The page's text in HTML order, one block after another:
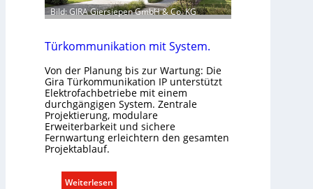
b
d
r
f
s
g
e
r
c
Bild: GIRA Giersiepen GmbH & Co. KG
Türkommunikation mit System.
Von der Planung bis zur Wartung: Die
Gira Türkommunikation IP unterstützt
Elektrofachbetriebe mit einem
durchgängigen System. Zentrale
Projektierung, modulare
Erweiterbarkeit und sichere
Fernwartung erleichtern den gesamten
Projektablauf.
Weiterlesen